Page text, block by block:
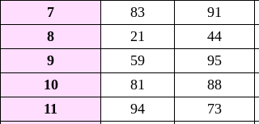
7
83 91
8
21 44
9
59 95
10
81 88
11
94 73